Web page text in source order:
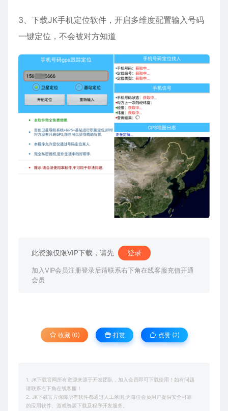
3、下载JK手机定位软件，开启多维度配置输入号码
一键定位，不会被对方知道
此资源仅限VIP下载，请先 登录
加入VIP会员注册登录后请联系右下角在线客服充值开通
会员
收藏 (0) 打赏 点赞 (2)
1. JK下载官网所有资源来源于开发团队，加入会员即可下载使用！如有问题
请联系右下角在线客服！
2. JK下载官方保障所有软件都通过人工亲测,为每位会员用户提供安全可靠
的应用软件、游戏资源下载及程序开发服务。